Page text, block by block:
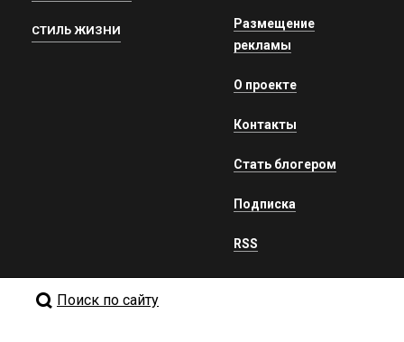
СТИЛЬ ЖИЗНИ
Размещение
рекламы
О проекте
Контакты
Стать блогером
Подписка
RSS
Поиск по сайту